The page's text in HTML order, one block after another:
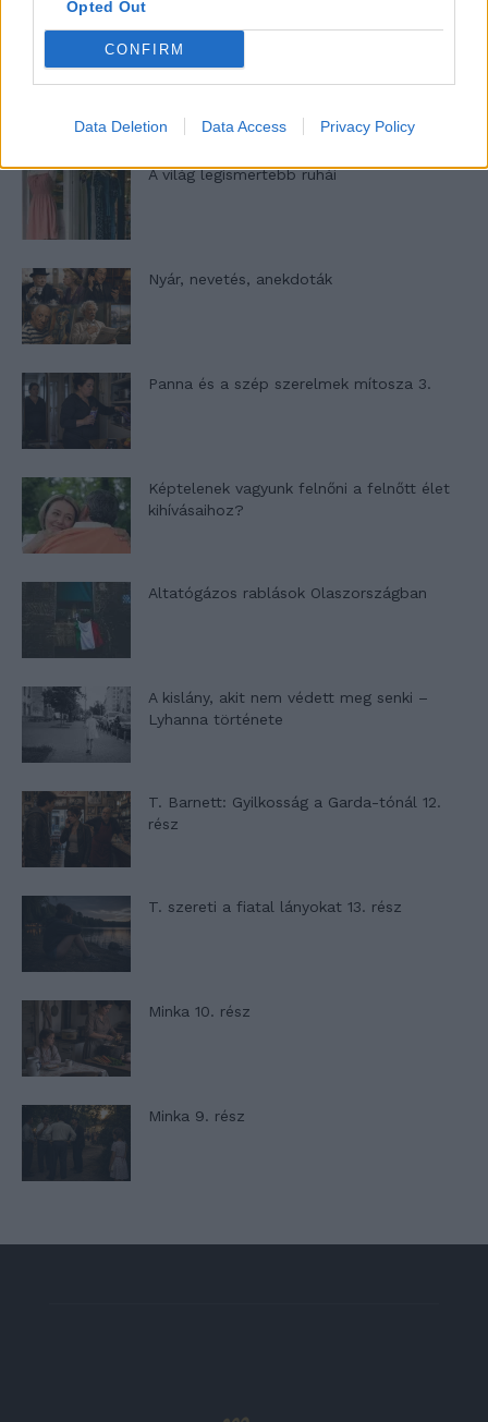
Opted Out
CONFIRM
Data Deletion Data Access Privacy Policy
Woody Allen megosztó zsenialitása
A világ legismertebb ruhái
Nyár, nevetés, anekdoták
Panna és a szép szerelmek mítosza 3.
Képtelenek vagyunk felnőni a felnőtt élet
kihívásaihoz?
Altatógázos rablások Olaszországban
A kislány, akit nem védett meg senki –
Lyhanna története
T. Barnett: Gyilkosság a Garda-tónál 12.
rész
T. szereti a fiatal lányokat 13. rész
Minka 10. rész
Minka 9. rész